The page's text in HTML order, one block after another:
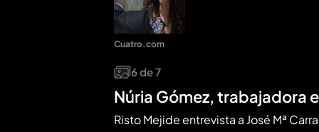
6de7
Núria Gómez, trabajadora
Risto Mejide entrevista a José Mª
Cuatro.com